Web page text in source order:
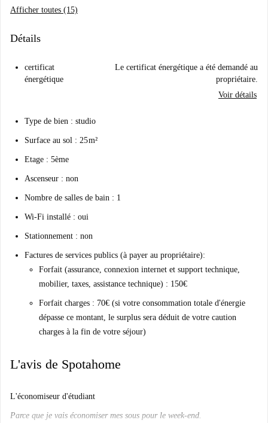
Afficher toutes (15)
Détails
certificat
énergétique
Le certificat énergétique a été demandé au
propriétaire.
Voir détails
Type de bien : studio
Surface au sol : 25 m²
Etage : 5ème
Ascenseur : non
Nombre de salles de bain : 1
Wi-Fi installé : oui
Stationnement : non
Factures de services publics (à payer au propriétaire):
Forfait (assurance, connexion internet et support technique,
mobilier, taxes, assistance technique) : 150€
Forfait charges : 70€ (si votre consommation totale d'énergie
dépasse ce montant, le surplus sera déduit de votre caution
charges à la fin de votre séjour)
L'avis de Spotahome
L'économiseur d'étudiant
Parce que je vais économiser mes sous pour le week-end.